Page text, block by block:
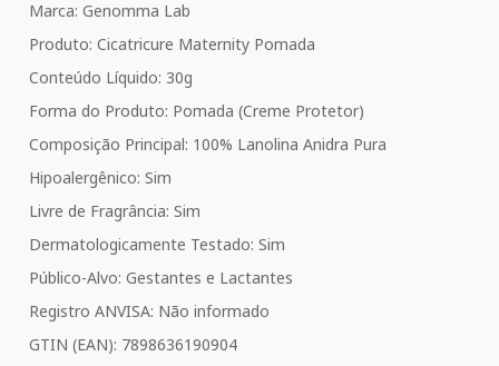
Marca: Genomma Lab
Produto: Cicatricure Maternity Pomada
Conteúdo Líquido: 30g
Forma do Produto: Pomada (Creme Protetor)
Composição Principal: 100% Lanolina Anidra Pura
Hipoalergênico: Sim
Livre de Fragrância: Sim
Dermatologicamente Testado: Sim
Público-Alvo: Gestantes e Lactantes
Registro ANVISA: Não informado
GTIN (EAN): 7898636190904